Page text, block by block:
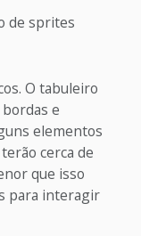
de sprites
O tabuleiro
e
elementos
cerca de
que isso
para interagir